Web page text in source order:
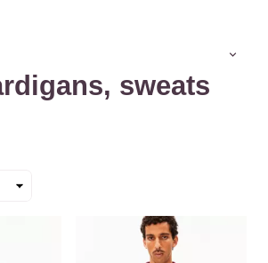
sweats